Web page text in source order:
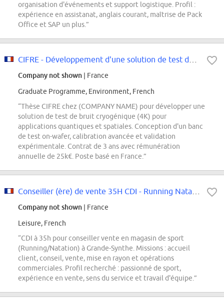
organisation d'événements et support logistique. Profil :
expérience en assistanat, anglais courant, maîtrise de Pack
Office et SAP un plus.”
Company not shown | France
Graduate Programme, Environment, French
“Thèse CIFRE chez (COMPANY NAME) pour développer une
solution de test de bruit cryogénique (4K) pour
applications quantiques et spatiales. Conception d'un banc
de test on-wafer, calibration avancée et validation
expérimentale. Contrat de 3 ans avec rémunération
annuelle de 25k€. Poste basé en France.”
Company not shown | France
Leisure, French
“CDI à 35h pour conseiller vente en magasin de sport
(Running/Natation) à Grande-Synthe. Missions : accueil
client, conseil, vente, mise en rayon et opérations
commerciales. Profil recherché : passionné de sport,
expérience en vente, sens du service et travail d'équipe.”